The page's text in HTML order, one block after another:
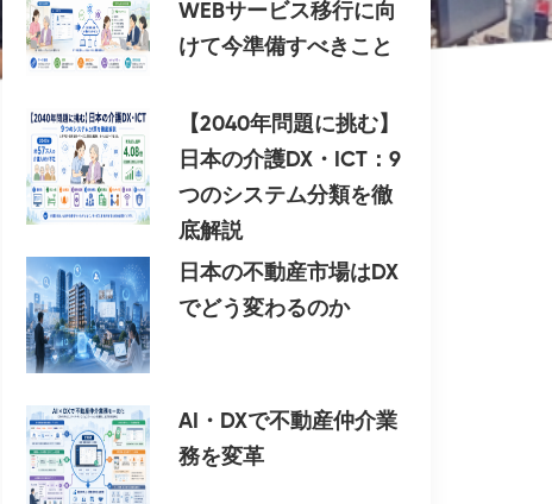
WEBサービス移行に向
けて今準備すべきこと
【2040年問題に挑む】
日本の介護DX・ICT：9
つのシステム分類を徹
底解説
日本の不動産市場はDX
でどう変わるのか
AI・DXで不動産仲介業
務を変革